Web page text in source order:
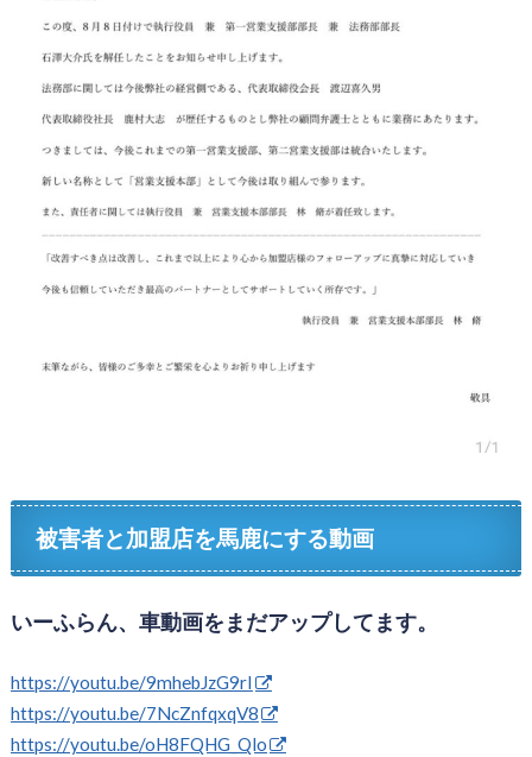
被害者と加盟店を馬鹿にする動画
いーふらん、車動画をまだアップしてます。
https://youtu.be/9mhebJzG9rI
https://youtu.be/7NcZnfqxqV8
https://youtu.be/oH8FQHG_Qlo